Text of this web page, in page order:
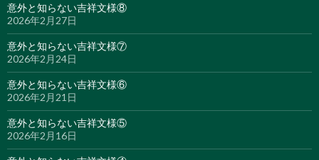
意外と知らない吉祥文様⑧
2026年2月27日
意外と知らない吉祥文様⑦
2026年2月24日
意外と知らない吉祥文様⑥
2026年2月21日
意外と知らない吉祥文様⑤
2026年2月16日